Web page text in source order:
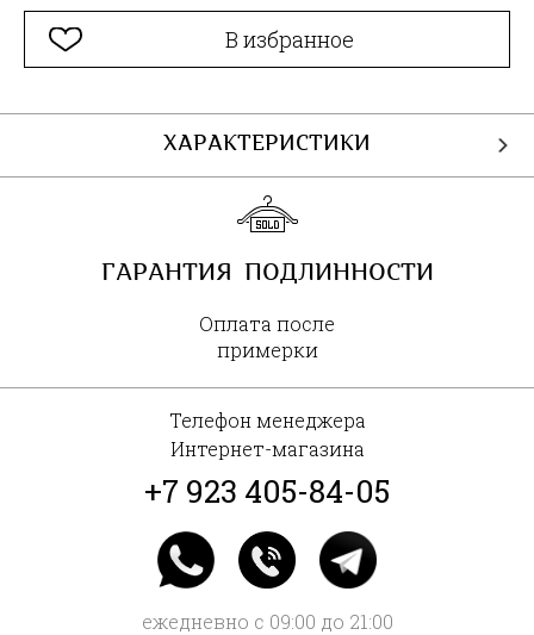
В избранное
ХАРАКТЕРИСТИКИ
ГАРАНТИЯ ПОДЛИННОСТИ
Оплата после
примерки
Телефон менеджера
Интернет-магазина
+7 923 405-84-05
ежедневно с 09:00 до 21:00